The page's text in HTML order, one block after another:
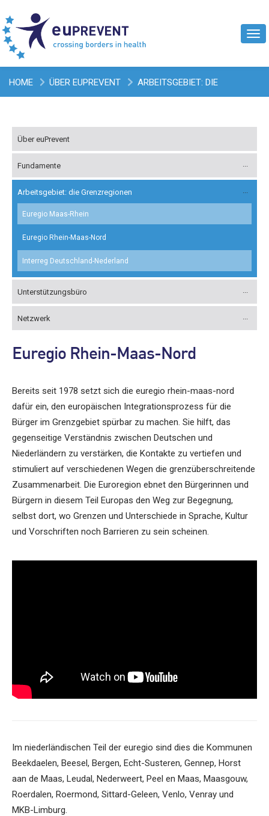
HOME ÜBER EUPREVENT ARBEITSGEBIET: DIE
Über euPrevent
Fundamente
Arbeitsgebiet: die Grenzregionen
Euregio Maas-Rhein
Euregio Rhein-Maas-Nord
Interreg Deutschland-Nederland
Unterstützungsbüro
Netzwerk
Euregio Rhein-Maas-Nord
Bereits seit 1978 setzt sich die euregio rhein-maas-nord
dafür ein, den europäischen Integrationsprozess für die
Bürger im Grenzgebiet spürbar zu machen. Sie hilft, das
gegenseitige Verständnis zwischen Deutschen und
Niederländern zu verstärken, die Kontakte zu vertiefen und
stimuliert auf verschiedenen Wegen die grenzüberschreitende
Zusammenarbeit. Die Euroregion ebnet den Bürgerinnen und
Bürgern in diesem Teil Europas den Weg zur Begegnung,
selbst dort, wo Grenzen und Unterschiede in Sprache, Kultur
und Vorschriften noch Barrieren zu sein scheinen.
Im niederländischen Teil der euregio sind dies die Kommunen
Beekdaelen, Beesel, Bergen, Echt-Susteren, Gennep, Horst
aan de Maas, Leudal, Nederweert, Peel en Maas, Maasgouw,
Roerdalen, Roermond, Sittard-Geleen, Venlo, Venray und
MKB-Limburg.